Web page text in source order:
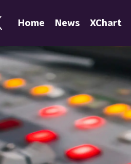
Home News XChart